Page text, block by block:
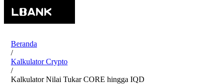
Beranda
/
Kalkulator Crypto
/
Kalkulator Nilai Tukar CORE hingga IQD